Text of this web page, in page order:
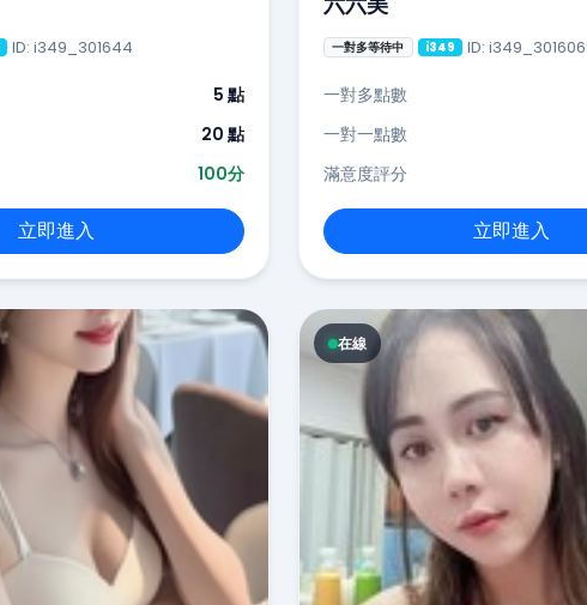
ID: i349_301644
5 點
20 點
100分
立即進入
一對多等待中 i349 ID: i349_301606
一對多點數
一對一點數
滿意度評分
立即進入
在線